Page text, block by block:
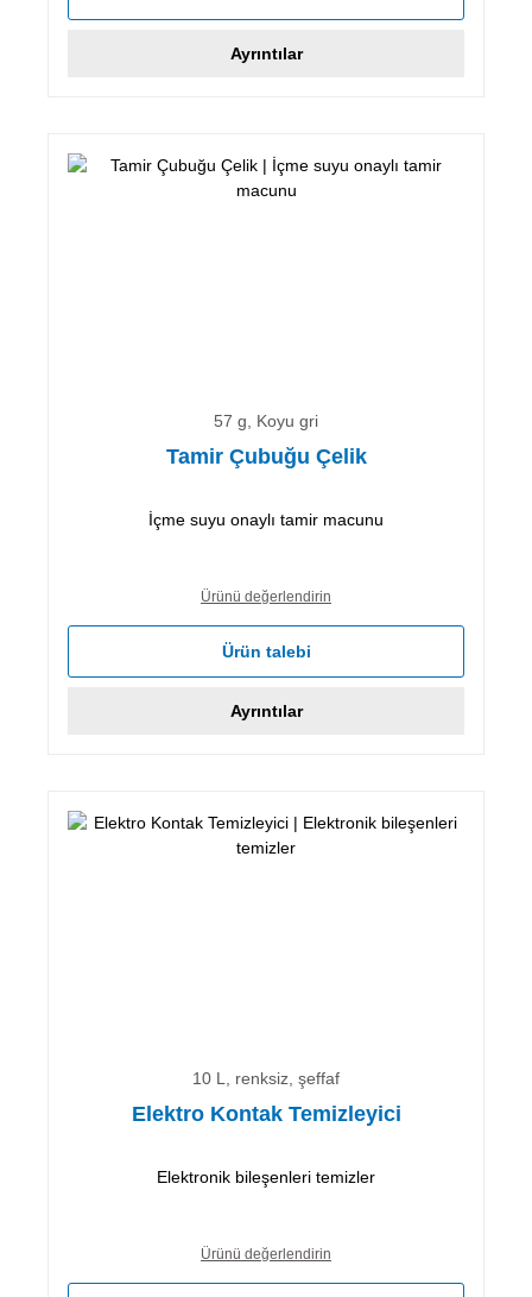
Ayrıntılar
57 g, Koyu gri
Tamir Çubuğu Çelik
İçme suyu onaylı tamir macunu
Ürünü değerlendirin
Ürün talebi
Ayrıntılar
10 L, renksiz, şeffaf
Elektro Kontak Temizleyici
Elektronik bileşenleri temizler
Ürünü değerlendirin